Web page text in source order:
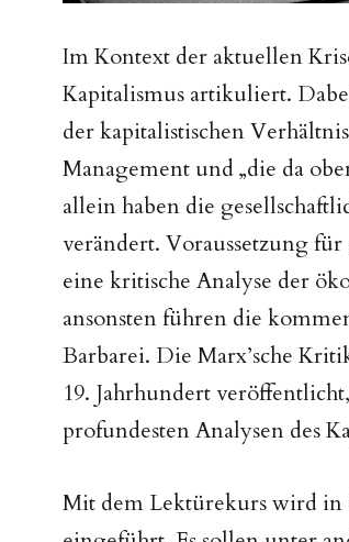
Im Kontext der aktuellen
Kapitalismus artikuliert.
der kapitalistischen
Management und „die da
allein haben die
verändert. Voraussetzung für
eine kritische Analyse der
ansonsten führen die
Barbarei. Die Marx’sche
19. Jahrhundert
profundesten Analysen des
Mit dem Lektürekurs wird in